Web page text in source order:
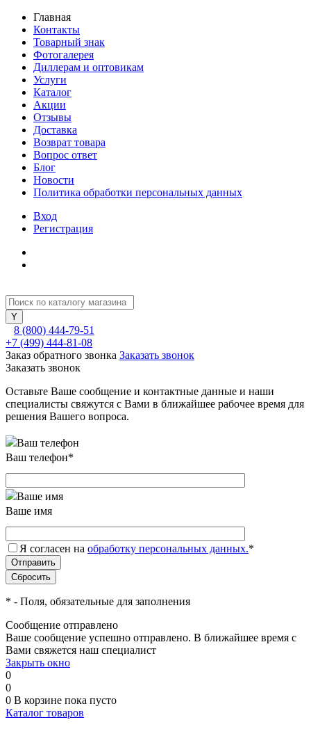
Главная
Контакты
Товарный знак
Фотогалерея
Диллерам и оптовикам
Услуги
Каталог
Акции
Отзывы
Доставка
Возврат товара
Вопрос ответ
Блог
Новости
Политика обработки персональных данных
Вход
Регистрация
8 (800) 444-79-51
+7 (499) 444-81-08
Заказ обратного звонка Заказать звонок
Заказать звонок
Оставьте Ваше сообщение и контактные данные и наши
специалисты свяжутся с Вами в ближайшее рабочее время для
решения Вашего вопроса.
Ваш телефон*
Ваше имя
Я согласен на обработку персональных данных.*
* - Поля, обязательные для заполнения
Сообщение отправлено
Ваше сообщение успешно отправлено. В ближайшее время с
Вами свяжется наш специалист
Закрыть окно
0
0
0 В корзине пока пусто
Каталог товаров